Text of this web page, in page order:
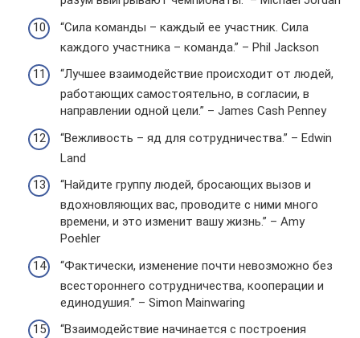
“Сила команды – каждый ее участник. Сила
каждого участника – команда.” – Phil Jackson
“Лучшее взаимодействие происходит от людей,
работающих самостоятельно, в согласии, в
направлении одной цели.” – James Cash Penney
“Вежливость – яд для сотрудничества.” – Edwin
Land
“Найдите группу людей, бросающих вызов и
вдохновляющих вас, проводите с ними много
времени, и это изменит вашу жизнь.” – Amy
Poehler
“Фактически, изменение почти невозможно без
всестороннего сотрудничества, кооперации и
единодушия.” – Simon Mainwaring
“Взаимодействие начинается с построения